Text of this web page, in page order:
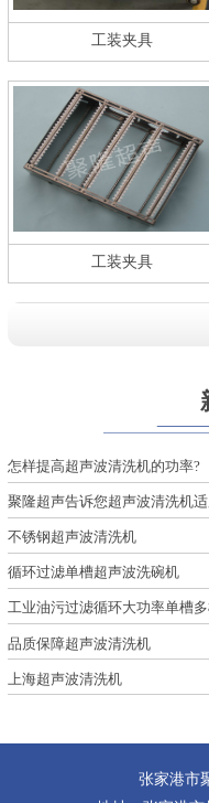
工装夹具
工装夹具
怎样提高超声波清洗机的功率?
聚隆超声告诉您超声波清洗机
不锈钢超声波清洗机
循环过滤单槽超声波洗碗机
工业油污过滤循环大功率单槽
品质保障超声波清洗机
上海超声波清洗机
张家港市